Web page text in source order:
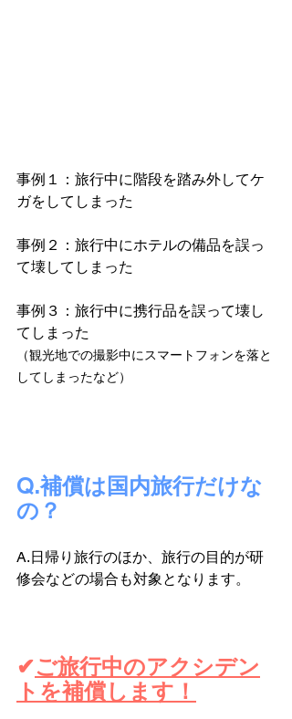
事例１：旅行中に階段を踏み外してケ
ガをしてしまった
事例２：旅行中にホテルの備品を誤っ
て壊してしまった
事例３：旅行中に携行品を誤って壊し
てしまった
（観光地での撮影中にスマートフォンを落と
してしまったなど）
Q.補償は国内旅行だけな
の？
A.日帰り旅行のほか、旅行の目的が研
修会などの場合も対象となります。
✔ご旅行中のアクシデン
トを補償します！